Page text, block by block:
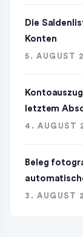
Die
Konten
5. AUGUST
letztem
4. AUGUST
Beleg
3. AUGUST